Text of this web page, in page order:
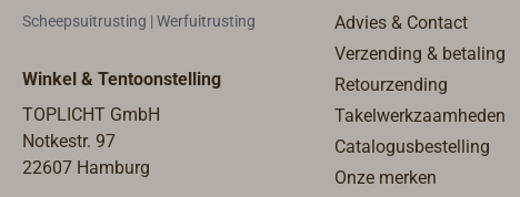
Scheepsuitrusting | Werfuitrusting
Winkel & Tentoonstelling
TOPLICHT GmbH
Notkestr. 97
22607 Hamburg
Advies & Contact
Verzending & betaling
Retourzending
Takelwerkzaamheden
Catalogusbestelling
Onze merken